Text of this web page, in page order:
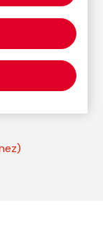
1970